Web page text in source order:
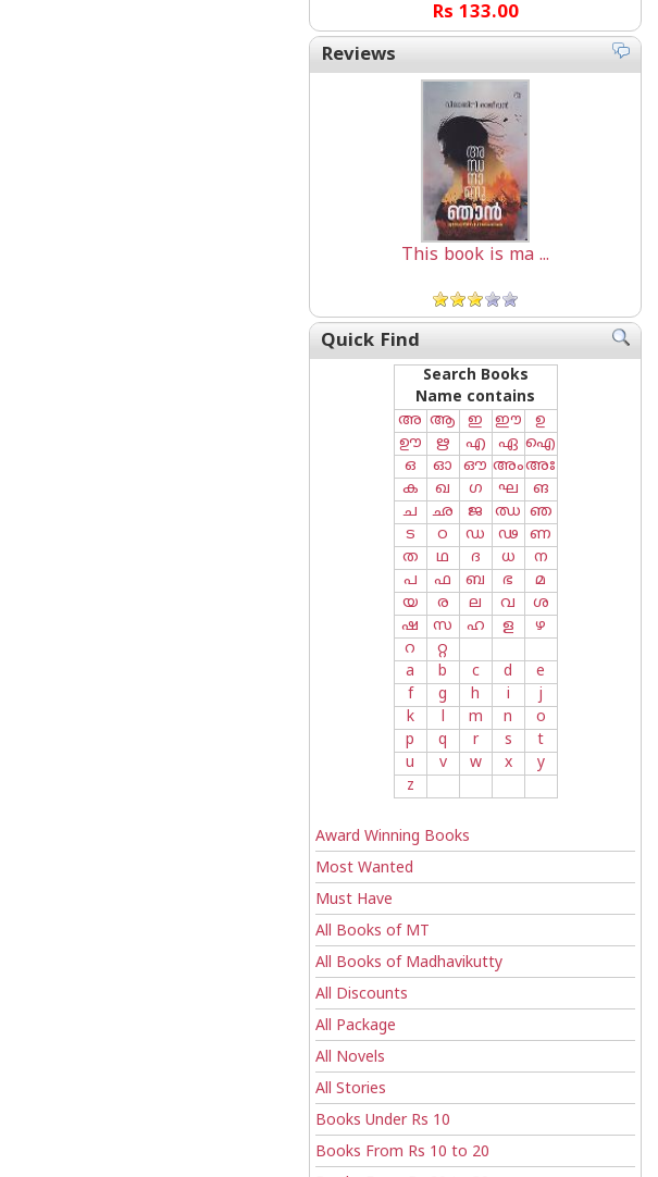
Rs 133.00
Reviews
This book is ma ...
Quick Find
Search Books
Name contains
അ ആ ഇ ഈ
ഉ
ഊ
ഋ എ ഏ ഐ
ഒ
ഓ ഔ അംഅഃ
ക
ഖ ഗ ഘ
ങ
ച
ഛ ജ ഝ ഞ
ട
ഠ ഡ ഢ
ണ
ത
ഥ ദ ധ
ന
പ
ഫ ബ ഭ
മ
യ
ര ല വ
ശ
ഷ
സ ഹ ള
ഴ
റ
റ്റ
a
b c d
e
f
g h i
j
k
l m n
o
p
q r s
t
u
v w x
y
z
Award Winning Books
Most Wanted
Must Have
All Books of MT
All Books of Madhavikutty
All Discounts
All Package
All Novels
All Stories
Books Under Rs 10
Books From Rs 10 to 20